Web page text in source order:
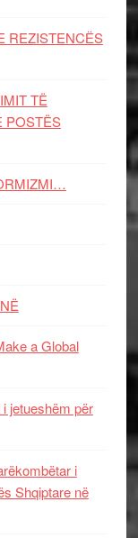
REZISTENCЁS
TË
POSTËS
a Global
jetueshëm për
i
Shqiptare në